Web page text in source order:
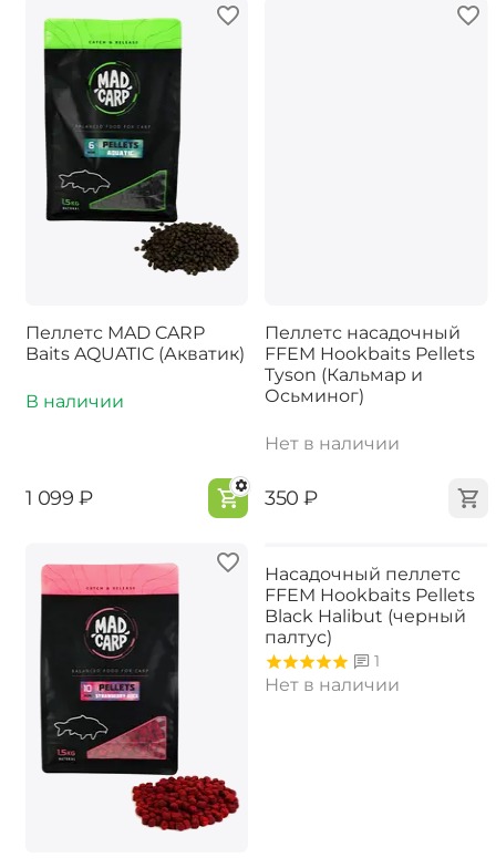
Пеллетс MAD CARP
Baits AQUATIC (Акватик)
В наличии
‍1 099‍ ₽
Пеллетс насадочный
FFEM Hookbaits Pellets
Tyson (Кальмар и
Осьминог)
Нет в наличии
‍350‍ ₽
Насадочный пеллетс
FFEM Hookbaits Pellets
Black Halibut (черный
палтус)
1
Нет в наличии